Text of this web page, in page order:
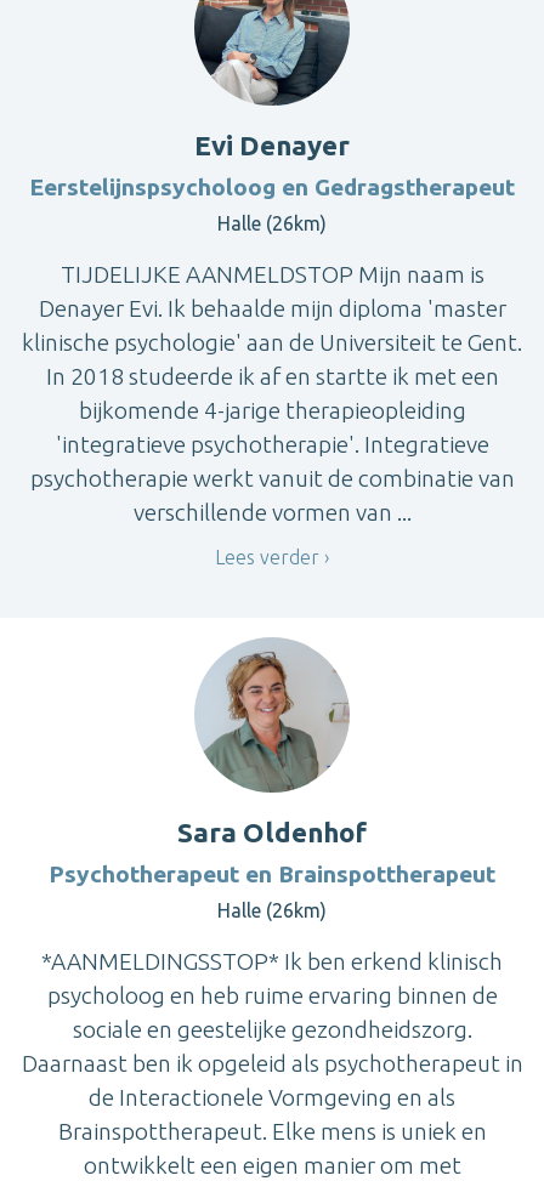
Evi Denayer
Eerstelijnspsycholoog en Gedragstherapeut
Halle (26km)
TIJDELIJKE AANMELDSTOP Mijn naam is
Denayer Evi. Ik behaalde mijn diploma 'master
klinische psychologie' aan de Universiteit te Gent.
In 2018 studeerde ik af en startte ik met een
bijkomende 4-jarige therapieopleiding
'integratieve psychotherapie'. Integratieve
psychotherapie werkt vanuit de combinatie van
verschillende vormen van ...
Lees verder
Sara Oldenhof
Psychotherapeut en Brainspottherapeut
Halle (26km)
*AANMELDINGSSTOP* Ik ben erkend klinisch
psycholoog en heb ruime ervaring binnen de
sociale en geestelijke gezondheidszorg.
Daarnaast ben ik opgeleid als psychotherapeut in
de Interactionele Vormgeving en als
Brainspottherapeut. Elke mens is uniek en
ontwikkelt een eigen manier om met